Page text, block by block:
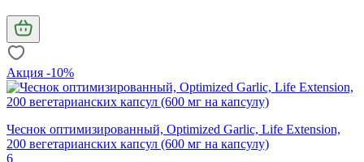
Акция -10%
Чеснок оптимизированный, Optimized Garlic, Life Extension,
200 вегетарианских капсул (600 мг на капсулу)
6